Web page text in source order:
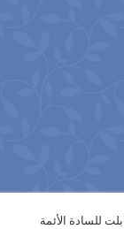
للسادة الأئمة